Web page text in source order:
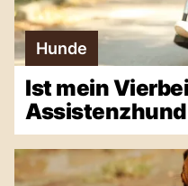
Hunde
Ist mein